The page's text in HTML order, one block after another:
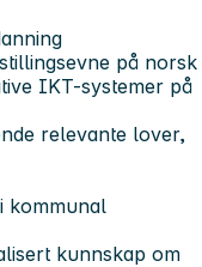
på norsk
IKT-systemer på
relevante lover,
kommunal
kunnskap om